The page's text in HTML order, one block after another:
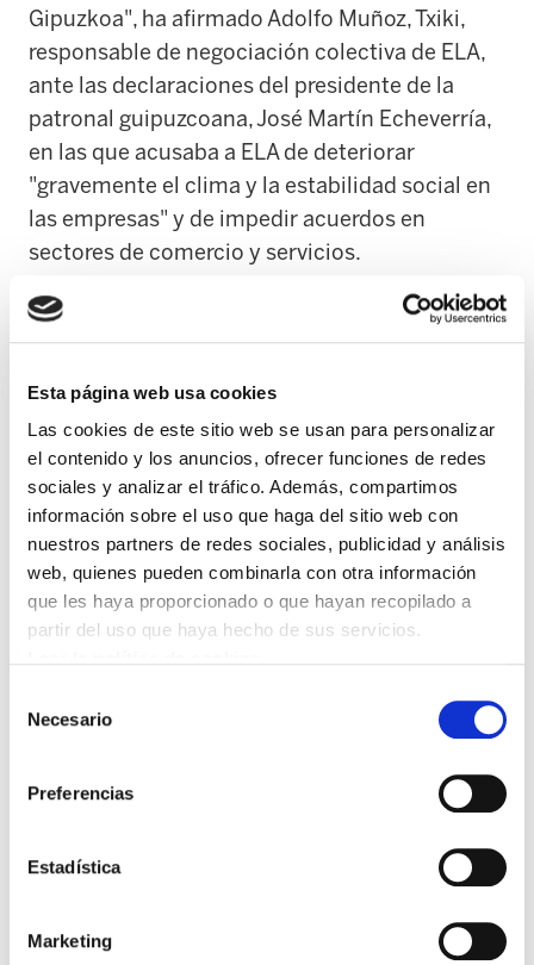
Esta página web usa cookies
Las cookies de este sitio web se usan para personalizar
el contenido y los anuncios, ofrecer funciones de redes
sociales y analizar el tráfico. Además, compartimos
información sobre el uso que haga del sitio web con
nuestros partners de redes sociales, publicidad y análisis
web, quienes pueden combinarla con otra información
que les haya proporcionado o que hayan recopilado a
partir del uso que haya hecho de sus servicios.
Necesario
Preferencias
Estadística
Marketing
Gipuzkoa", ha afirmado Adolfo Muñoz, Txiki,
responsable de negociación colectiva de ELA,
ante las declaraciones del presidente de la
patronal guipuzcoana, José Martín Echeverría,
en las que acusaba a ELA de deteriorar
"gravemente el clima y la estabilidad social en
las empresas" y de impedir acuerdos en
sectores de comercio y servicios.
Según Muñoz, Adegi busca "facilitar el
deterioro de las condiciones de trabajo de las
trabajadoras y trabajadores afectados y
a ELA, para que acepten la firma de convenios
en condiciones que consideran inaceptables".
El responsable de negociación colectiva de ELA
recordó que, de hecho, "Adegi se niega a cerrar
convenios en ámbitos en los que la mayoría de
la mesa negociadora se obtiene sin la
comercio están en estas condiciones).
Adolfo Muñoz acusó a la patronal de mantener
"posturas de verdadera provocación, como la
convenios en todo su período de vigencia
forma rentabilizar el retraso en los acuerdos".